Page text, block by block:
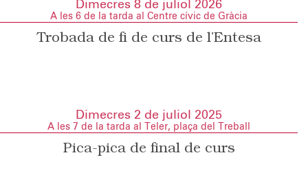
Dimecres 8 de juliol 2026
A les 6 de la tarda al Centre cívic de Gràcia
Trobada de fi de curs de l’Entesa
Dimecres 2 de juliol 2025
A les 7 de la tarda al Teler, plaça del Treball
Pica-pica de final de curs